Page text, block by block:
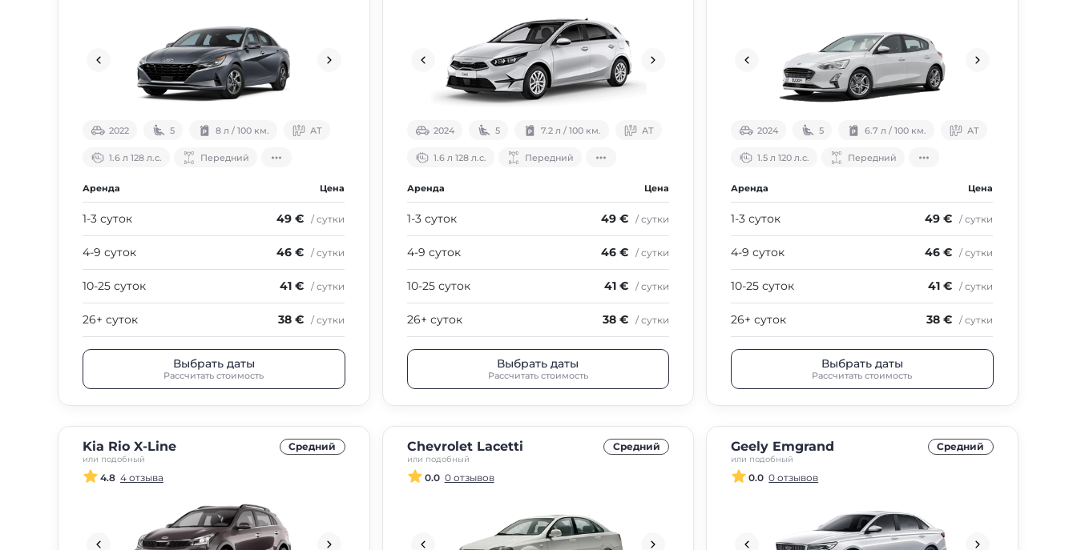
2022 5 8 л / 100 км. АТ
1.6 л 128 л.с. Передний
Аренда Цена
1-3 суток 49 € / сутки
4-9 суток 46 € / сутки
10-25 суток 41 € / сутки
26+ суток 38 € / сутки
Выбрать даты
Рассчитать стоимость
2024 5 7.2 л / 100 км. АТ
1.6 л 128 л.с. Передний
Аренда Цена
1-3 суток 49 € / сутки
4-9 суток 46 € / сутки
10-25 суток 41 € / сутки
26+ суток 38 € / сутки
Выбрать даты
Рассчитать стоимость
2024 5 6.7 л / 100 км. АТ
1.5 л 120 л.с. Передний
Аренда Цена
1-3 суток 49 € / сутки
4-9 суток 46 € / сутки
10-25 суток 41 € / сутки
26+ суток 38 € / сутки
Выбрать даты
Рассчитать стоимость
Kia Rio X-Line
или подобный
Средний
4.8 4 отзыва
Chevrolet Lacetti
или подобный
Средний
0.0 0 отзывов
Geely Emgrand
или подобный
Средний
0.0 0 отзывов